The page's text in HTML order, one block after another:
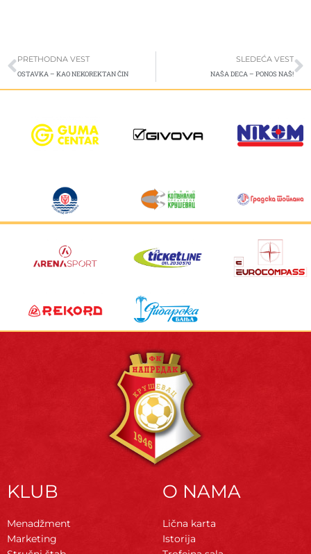
Prev
PRETHODNA VEST
OSTAVKA – KAO NEKOREKTAN ČIN
SLEDEĆA VEST
NAŠA DECA – PONOS NAŠ!
KLUB
Menadžment
Marketing
O NAMA
Lična karta
Istorija